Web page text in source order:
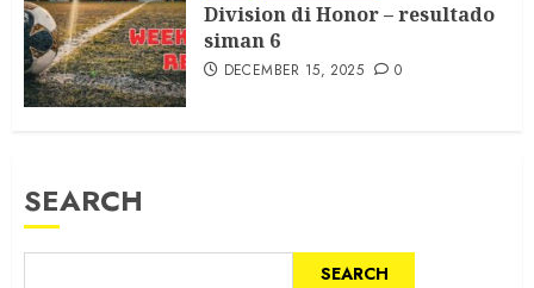
Division di Honor – resultado
siman 6
DECEMBER 15, 2025 0
SEARCH
SEARCH